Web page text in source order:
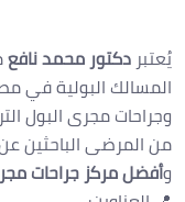
يُعتبر دكتور محمد نافع
المسالك البولية في
وجراحات مجرى البول
من المرضى الباحثين
وأفضل مركز جراحات